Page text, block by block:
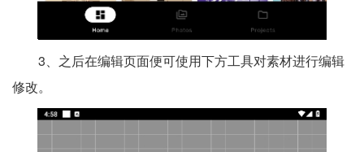
3、之后在编辑页面便可使用下方工具对素材进行编辑
修改。